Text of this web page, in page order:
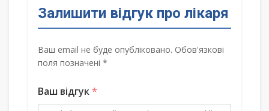
Залишити відгук про лікаря
Ваш email не буде опубліковано. Обов'язкові
поля позначені *
Ваш відгук*